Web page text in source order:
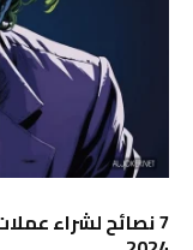
7 نصائح لشراء